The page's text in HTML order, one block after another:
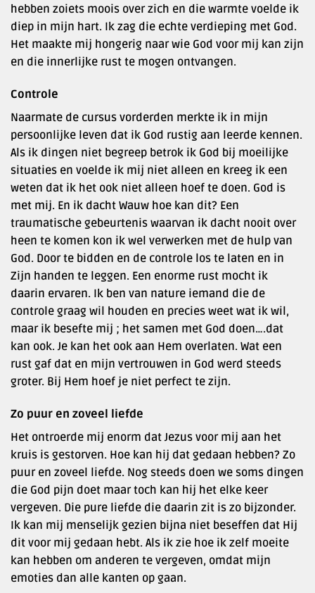
hebben zoiets moois over zich en die warmte voelde ik
diep in mijn hart. Ik zag die echte verdieping met God.
Het maakte mij hongerig naar wie God voor mij kan zijn
en die innerlijke rust te mogen ontvangen.
Controle
Naarmate de cursus vorderden merkte ik in mijn
persoonlijke leven dat ik God rustig aan leerde kennen.
Als ik dingen niet begreep betrok ik God bij moeilijke
situaties en voelde ik mij niet alleen en kreeg ik een
weten dat ik het ook niet alleen hoef te doen. God is
met mij. En ik dacht Wauw hoe kan dit? Een
traumatische gebeurtenis waarvan ik dacht nooit over
heen te komen kon ik wel verwerken met de hulp van
God. Door te bidden en de controle los te laten en in
Zijn handen te leggen. Een enorme rust mocht ik
daarin ervaren. Ik ben van nature iemand die de
controle graag wil houden en precies weet wat ik wil,
maar ik besefte mij ; het samen met God doen….dat
kan ook. Je kan het ook aan Hem overlaten. Wat een
rust gaf dat en mijn vertrouwen in God werd steeds
groter. Bij Hem hoef je niet perfect te zijn.
Zo puur en zoveel liefde
Het ontroerde mij enorm dat Jezus voor mij aan het
kruis is gestorven. Hoe kan hij dat gedaan hebben? Zo
puur en zoveel liefde. Nog steeds doen we soms dingen
die God pijn doet maar toch kan hij het elke keer
vergeven. Die pure liefde die daarin zit is zo bijzonder.
Ik kan mij menselijk gezien bijna niet beseffen dat Hij
dit voor mij gedaan hebt. Als ik zie hoe ik zelf moeite
kan hebben om anderen te vergeven, omdat mijn
emoties dan alle kanten op gaan.